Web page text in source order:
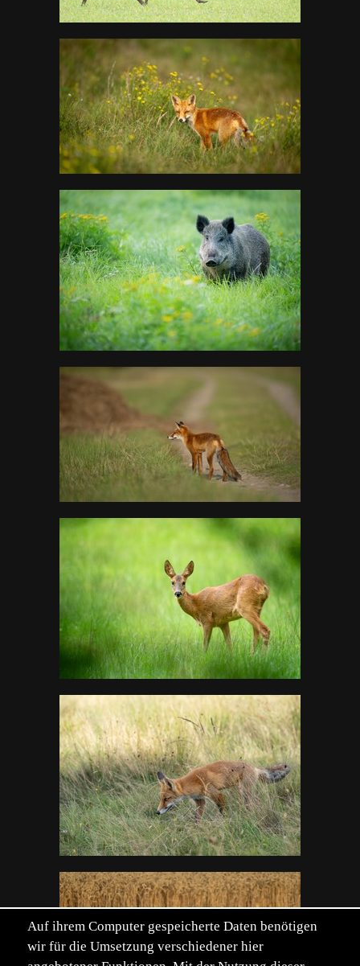
Auf ihrem Computer gespeicherte Daten benötigen
wir für die Umsetzung verschiedener hier